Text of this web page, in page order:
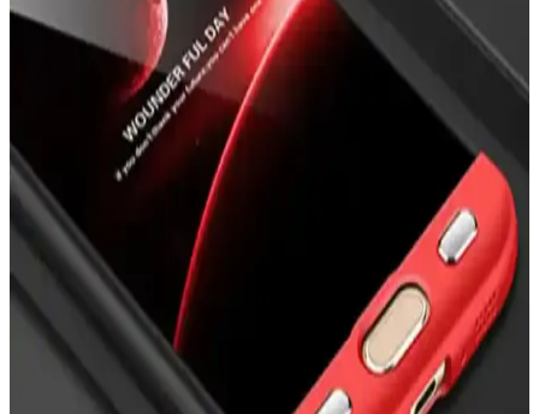
Prolysus'un Samsung Galaxy M31 uyumlu kapaklı standlı cüzdan
kılıfı, yüksek kaliteli malzeme ve fonksiyonellik sunar. Estetik
tasarımıyla kullanıcı memnuniyetini artırırken, koruma ve kullanım
En İyi iPhone Kılıfları: Dayanıklılık, Tasarım ve
Koruma Özellikleri Analizi
İşte iPhone'unuzu koruyan en iyi kılıflar, dayanıklılık, tasarım ve
koruma seviyeleriyle ilgili detaylar ve güncel trendler hakkında bilgi.
Nazar Boncuklu Telefon Kılıfları: Estetik ve Manevi
Koruma Sunan Trend Aksesuarlar
Nazar boncuklu telefon kılıfları, estetik ve manevi koruma sağlayan,
çeşitli tasarım ve modellerle telefonunuza şıklık katarken kötü
enerjilere karşı koruma sunar.